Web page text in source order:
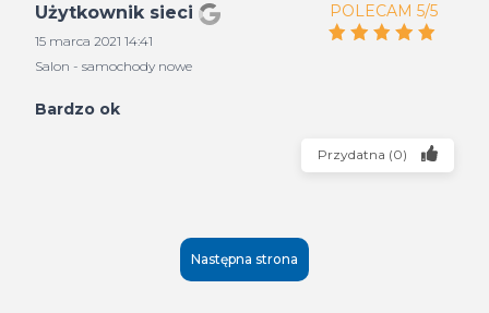
Użytkownik sieci
15 marca 2021 14:41
Salon - samochody nowe
POLECAM 5/5
Bardzo ok
Przydatna (0)
Następna strona